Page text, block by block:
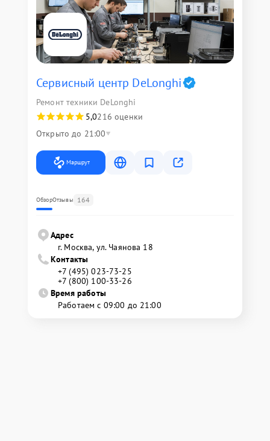
Сервисный центр DeLonghi
Ремонт техники DeLonghi
5,0216 оценки
Открыто до 21:00
Маршрут
ОбзорОтзывы 164
Адрес
г. Москва, ул. Чаянова 18
Контакты
+7 (495) 023-73-25
+7 (800) 100-33-26
Время работы
Работаем с 09:00 до 21:00